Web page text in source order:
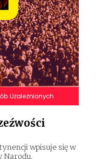
wpisuje się w
Narodu.